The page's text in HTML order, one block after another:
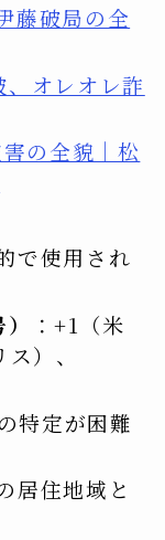
藤破局の全
オレオレ詐
の全貌｜松
で使用され
：+1（米
）、
特定が困難
居住地域と